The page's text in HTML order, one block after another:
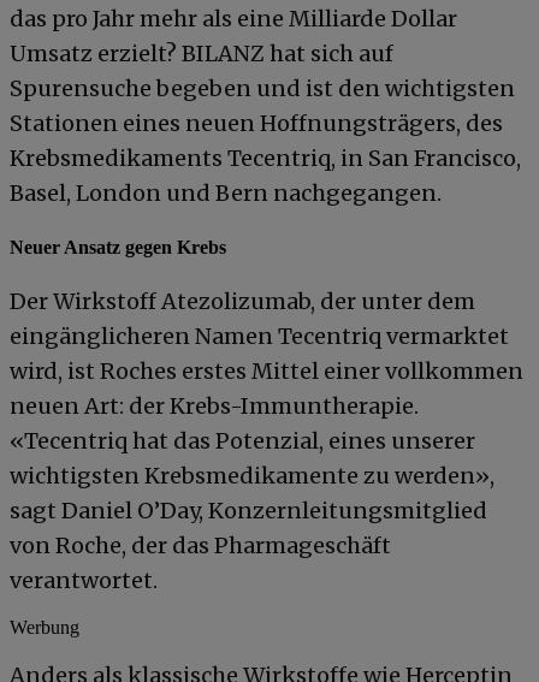
das pro Jahr mehr als eine Milliarde Dollar
Umsatz erzielt? BILANZ hat sich auf
Spurensuche begeben und ist den wichtigsten
Stationen eines neuen Hoffnungsträgers, des
Krebsmedikaments Tecentriq, in San Francisco,
Basel, London und Bern nachgegangen.
Neuer Ansatz gegen Krebs
Der Wirkstoff Atezolizumab, der unter dem
eingänglicheren Namen Tecentriq vermarktet
wird, ist Roches erstes Mittel einer vollkommen
neuen Art: der Krebs-Immuntherapie.
«Tecentriq hat das Potenzial, eines unserer
wichtigsten Krebsmedikamente zu werden»,
sagt Daniel O’Day, Konzernleitungsmitglied
von Roche, der das Pharmageschäft
verantwortet.
Werbung
Anders als klassische Wirkstoffe wie Herceptin